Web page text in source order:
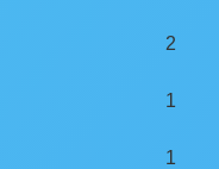
2
1
1